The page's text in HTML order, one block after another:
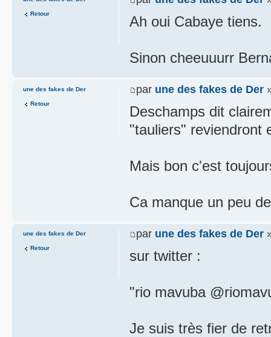
Ah oui Cabaye tiens.
Sinon cheeuuurr
Retour
par une des fakes de Der
Deschamps dit
"tauliers" reviendront
Mais bon c'est
Ca manque un peu
une des fakes de Der
Retour
par une des fakes de Der
sur twitter :
"rio mavuba
Je suis très fier de
une des fakes de Der
Retour